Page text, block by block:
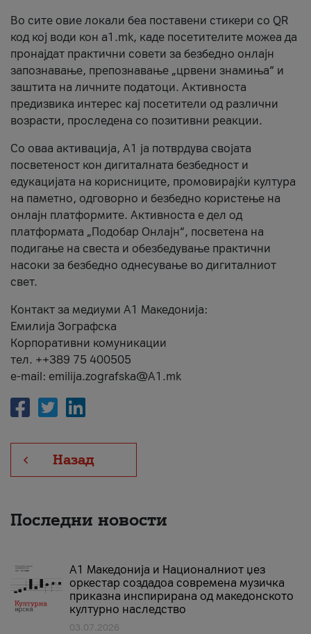
Во сите овие локали беа поставени стикери со QR
код кој води кон a1.mk, каде посетителите можеа да
пронајдат практични совети за безбедно онлајн
запознавање, препознавање „црвени знамиња“ и
заштита на личните податоци. Активноста
предизвика интерес кај посетители од различни
возрасти, проследена со позитивни реакции.
Со оваа активација, А1 ја потврдува својата
посветеност кон дигиталната безбедност и
едукацијата на корисниците, промовирајќи култура
на паметно, одговорно и безбедно користење на
онлајн платформите. Активноста е дел од
платформата „Подобар Онлајн“, посветена на
подигање на свеста и обезбедување практични
насоки за безбедно однесување во дигиталниот
свет.
Контакт за медиуми А1 Македонија:
Емилија Зографска
Корпоративни комуникации
тел. ++389 75 400505
e-mail: emilija.zografska@A1.mk
Назад
Последни новости
А1 Македонија и Националниот џез
оркестар создадоа современа музичка
приказна инспирирана од македонското
културно наследство
03.07.2026